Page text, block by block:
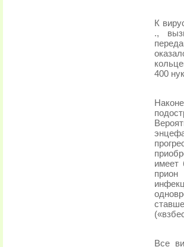
К
.,
400
имеет
Все